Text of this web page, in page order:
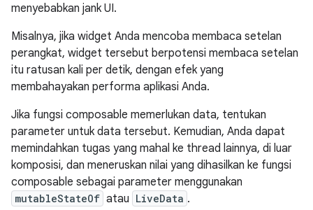
menyebabkan jank UI.
Misalnya, jika widget Anda mencoba membaca setelan
perangkat, widget tersebut berpotensi membaca setelan
itu ratusan kali per detik, dengan efek yang
membahayakan performa aplikasi Anda.
Jika fungsi composable memerlukan data, tentukan
parameter untuk data tersebut. Kemudian, Anda dapat
memindahkan tugas yang mahal ke thread lainnya, di luar
komposisi, dan meneruskan nilai yang dihasilkan ke fungsi
composable sebagai parameter menggunakan
mutableStateOf atau LiveData .